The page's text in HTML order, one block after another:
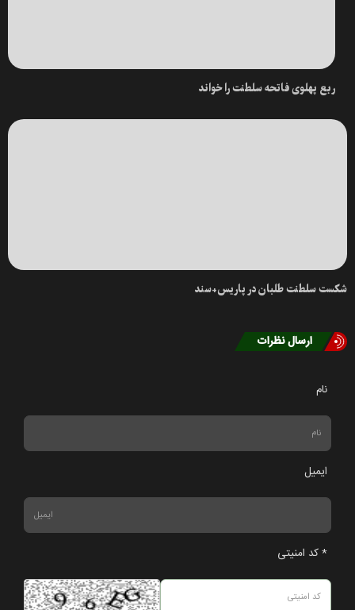
ربع پهلوی فاتحه سلطنت را خواند
شکست سلطنت‌ طلبان‌ در پاریس+سند
ارسال نظرات
نام
ایمیل
* کد امنیتی